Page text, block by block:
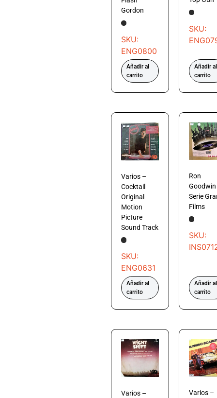
Gordon
SKU:
ENG0800
Añadir al
carrito
SKU:
Añadir al
carrito
Varios –
Cocktail
Original
Motion
Picture
Sound Track
SKU:
ENG0631
Añadir al
carrito
Ron
Serie
Films
SKU:
Añadir al
carrito
Varios –
Varios –